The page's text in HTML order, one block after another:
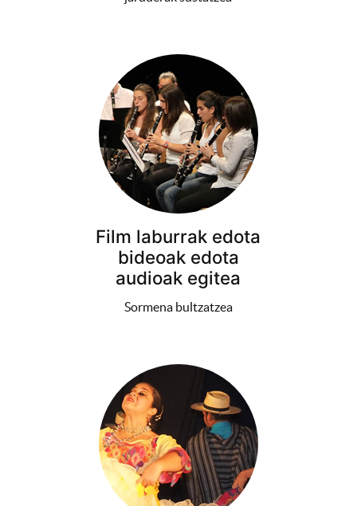
Film laburrak edota
bideoak edota
audioak egitea
Sormena bultzatzea